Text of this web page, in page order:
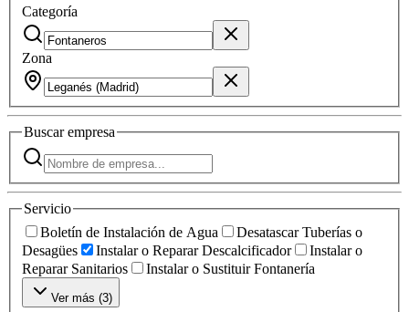
Categoría
Zona
Buscarempresa
Servicio
Boletín de Instalación de Agua
Desatascar Tuberías o
Desagües
Instalar o Reparar Descalcificador
Instalar o
Reparar Sanitarios
Instalar o Sustituir Fontanería
Ver más (3)